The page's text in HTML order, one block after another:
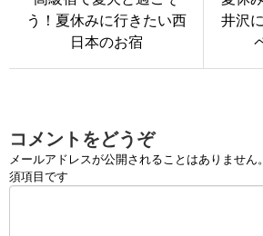
う！夏休みに行きたい西
日本のお宿
井沢
コメントをどうぞ
メールアドレスが公開されることはありません。
須項目です